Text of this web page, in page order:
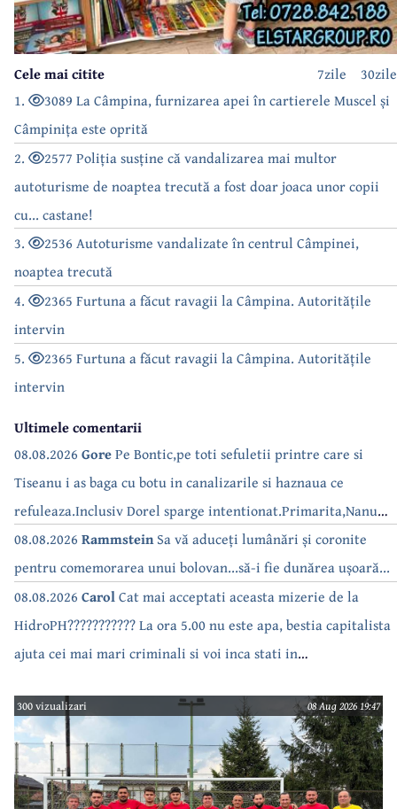
30zile
7zile
Cele mai citite
1.
3089 La Câmpina, furnizarea apei în cartierele Muscel și
Câmpinița este oprită
2.
2577 Poliția susține că vandalizarea mai multor
autoturisme de noaptea trecută a fost doar joaca unor copii
cu... castane!
3.
2536 Autoturisme vandalizate în centrul Câmpinei,
noaptea trecută
4.
2365 Furtuna a făcut ravagii la Câmpina. Autoritățile
intervin
5.
2365 Furtuna a făcut ravagii la Câmpina. Autoritățile
intervin
Ultimele comentarii
08.08.2026 GorePe Bontic,pe toti sefuletii printre care si
Tiseanu i as baga cu botu in canalizarile si haznaua ce
refuleaza.Inclusiv Dorel sparge intentionat.Primarita,Nanu
bea apa de la robinet.Asta as intreba o si pe Izabel Mitrea
08.08.2026 RammsteinSa vă aduceți lumânări și coronite
pentru comemorarea unui bolovan...să-i fie dunărea ușoară...
08.08.2026 CarolCat mai acceptati aceasta mizerie de la
HidroPH??????????? La ora 5.00 nu este apa, bestia capitalista
ajuta cei mai mari criminali si voi inca stati in
300 vizualizari 08 Aug 2026 19:47